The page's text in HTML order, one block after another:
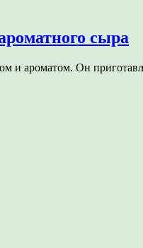
сыра
и ароматом. Он